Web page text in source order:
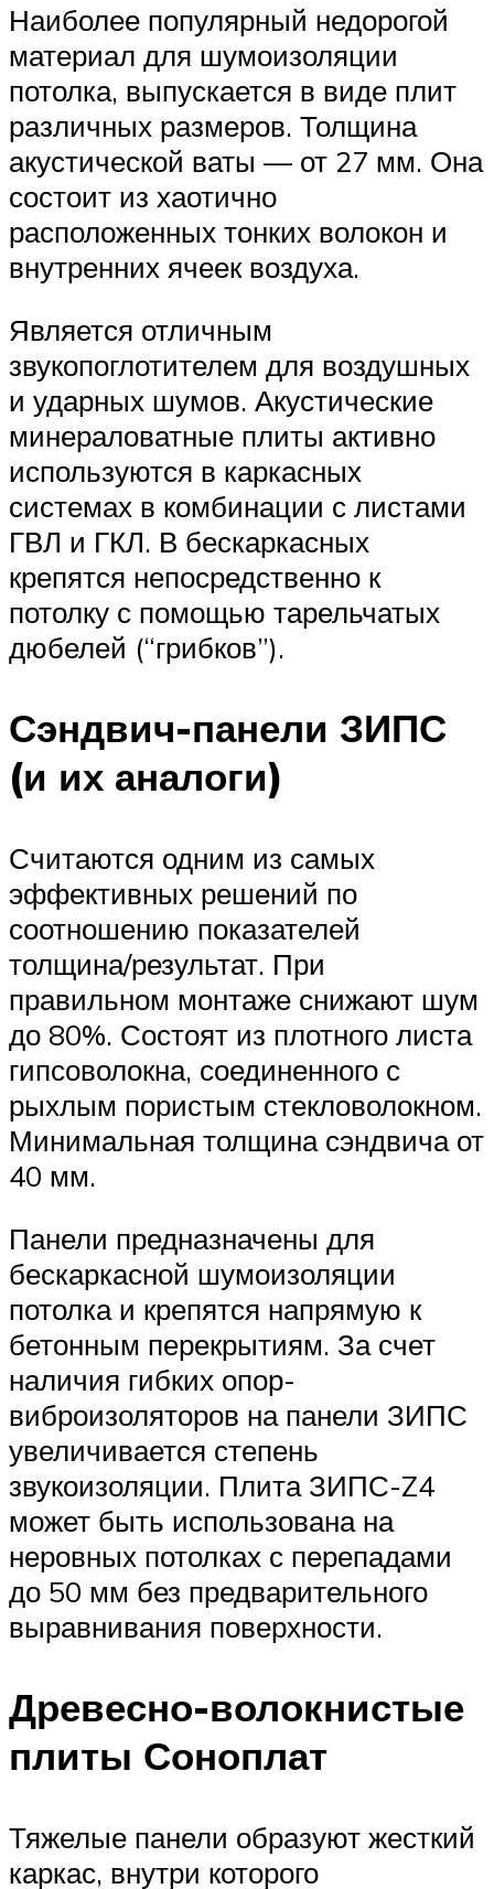
Наиболее популярный недорогой
материал для шумоизоляции
потолка, выпускается в виде плит
различных размеров. Толщина
акустической ваты — от 27 мм. Она
состоит из хаотично
расположенных тонких волокон и
внутренних ячеек воздуха.
Является отличным
звукопоглотителем для воздушных
и ударных шумов. Акустические
минераловатные плиты активно
используются в каркасных
системах в комбинации с листами
ГВЛ и ГКЛ. В бескаркасных
крепятся непосредственно к
потолку с помощью тарельчатых
дюбелей (“грибков”).
Сэндвич-панели ЗИПС
(и их аналоги)
Считаются одним из самых
эффективных решений по
соотношению показателей
толщина/результат. При
правильном монтаже снижают шум
до 80%. Состоят из плотного листа
гипсоволокна, соединенного с
рыхлым пористым стекловолокном.
Минимальная толщина сэндвича от
40 мм.
Панели предназначены для
бескаркасной шумоизоляции
потолка и крепятся напрямую к
бетонным перекрытиям. За счет
наличия гибких опор-
виброизоляторов на панели ЗИПС
увеличивается степень
звукоизоляции. Плита ЗИПС-Z4
может быть использована на
неровных потолках с перепадами
до 50 мм без предварительного
выравнивания поверхности.
Древесно-волокнистые
плиты Соноплат
Тяжелые панели образуют жесткий
каркас, внутри которого